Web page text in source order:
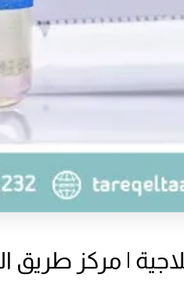
| مركز طريق